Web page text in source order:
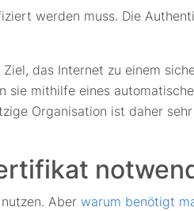
werden muss. Die
das Internet zu einem
mithilfe eines
Organisation ist daher
Aber warum benötigt